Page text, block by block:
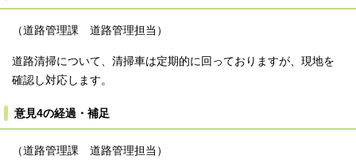
（道路管理課 道路管理担当）
道路清掃について、清掃車は定期的に回っておりますが、現地を
確認し対応します。
意見4の経過・補足
（道路管理課 道路管理担当）